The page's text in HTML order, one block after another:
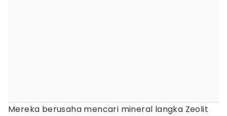
Mereka berusaha mencari mineral langka Zeolit